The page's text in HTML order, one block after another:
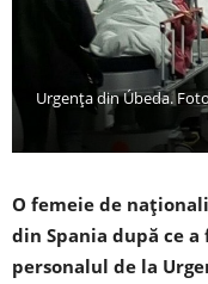
Urgența din Úbeda.
O femeie de
din Spania după ce
personalul de la